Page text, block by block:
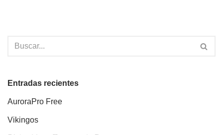
Entradas recientes
AuroraPro Free
Vikingos